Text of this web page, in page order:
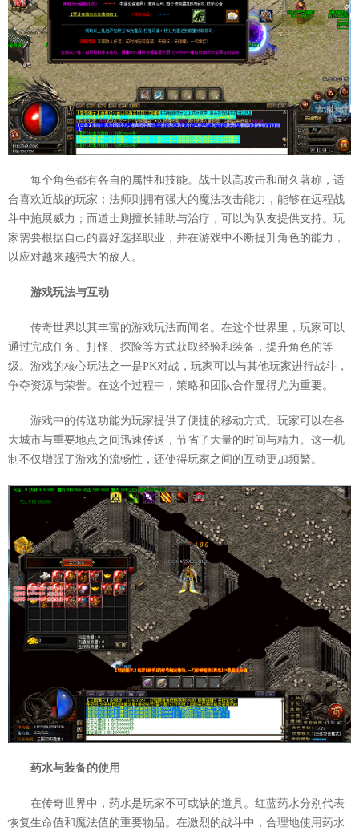
每个角色都有各自的属性和技能。战士以高攻击和耐久著称，适
合喜欢近战的玩家；法师则拥有强大的魔法攻击能力，能够在远程战
斗中施展威力；而道士则擅长辅助与治疗，可以为队友提供支持。玩
家需要根据自己的喜好选择职业，并在游戏中不断提升角色的能力，
以应对越来越强大的敌人。
游戏玩法与互动
传奇世界以其丰富的游戏玩法而闻名。在这个世界里，玩家可以
通过完成任务、打怪、探险等方式获取经验和装备，提升角色的等
级。游戏的核心玩法之一是PK对战，玩家可以与其他玩家进行战斗，
争夺资源与荣誉。在这个过程中，策略和团队合作显得尤为重要。
游戏中的传送功能为玩家提供了便捷的移动方式。玩家可以在各
大城市与重要地点之间迅速传送，节省了大量的时间与精力。这一机
制不仅增强了游戏的流畅性，还使得玩家之间的互动更加频繁。
药水与装备的使用
在传奇世界中，药水是玩家不可或缺的道具。红蓝药水分别代表
恢复生命值和魔法值的重要物品。在激烈的战斗中，合理地使用药水